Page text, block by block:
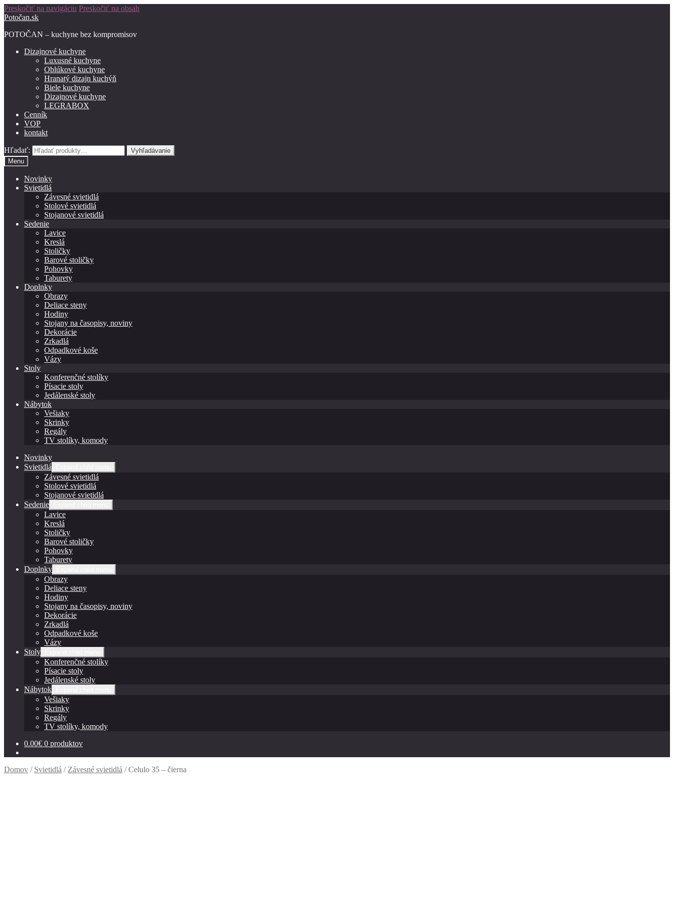
Preskočiť na navigáciu Preskočiť na obsah
Potočan.sk
POTOČAN – kuchyne bez kompromisov
Dizajnové kuchyne
Luxusné kuchyne
Oblúkové kuchyne
Hranatý dizajn kuchýň
Biele kuchyne
Dizajnové kuchyne
LEGRABOX
Cenník
VOP
kontakt
Hľadať:
Vyhľadávanie
Menu
Novinky
Svietidlá
Závesné svietidlá
Stolové svietidlá
Stojanové svietidlá
Sedenie
Lavice
Kreslá
Stoličky
Barové stoličky
Pohovky
Taburety
Doplnky
Obrazy
Deliace steny
Hodiny
Stojany na časopisy, noviny
Dekorácie
Zrkadlá
Odpadkové koše
Vázy
Stoly
Konferenčné stolíky
Písacie stoly
Jedálenské stoly
Nábytok
Vešiaky
Skrinky
Regály
TV stolíky, komody
Novinky
Svietidlá
Závesné svietidlá
Stolové svietidlá
Stojanové svietidlá
Sedenie
Lavice
Kreslá
Stoličky
Barové stoličky
Pohovky
Taburety
Doplnky
Obrazy
Deliace steny
Hodiny
Stojany na časopisy, noviny
Dekorácie
Zrkadlá
Odpadkové koše
Vázy
Stoly
Konferenčné stolíky
Písacie stoly
Jedálenské stoly
Nábytok
Vešiaky
Skrinky
Regály
TV stolíky, komody
0.00€ 0 produktov
Domov / Svietidlá / Závesné svietidlá /Celulo 35 – čierna